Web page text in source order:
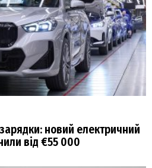
новий електричний
від €55 000